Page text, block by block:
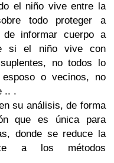
el niño vive entre la
todo proteger a
informar cuerpo a
si el niño vive con
no todos lo
o vecinos, no
.. .
su análisis, de forma
que es única para
donde se reduce la
a los métodos